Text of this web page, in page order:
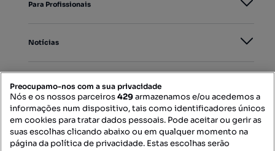
Para Profissionais
Notícias
Mapa do Site
Preocupamo-nos com a sua privacidade
Nós e os nossos parceiros429armazenamos e/ou acedemos a
informações num dispositivo, tais como identificadores únicos
em cookies para tratar dados pessoais. Pode aceitar ou gerir as
suas escolhas clicando abaixo ou em qualquer momento na
página da política de privacidade. Estas escolhas serão